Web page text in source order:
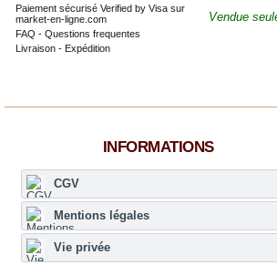
Paiement sécurisé Verified by Visa sur
market-en-ligne.com
FAQ - Questions frequentes
Livraison - Expédition
Vendue
INFORMATIONS
CGV
Mentions légales
Vie privée